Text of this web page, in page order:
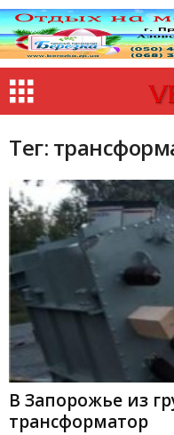
Тег:
В Запорожье из
трансформатор